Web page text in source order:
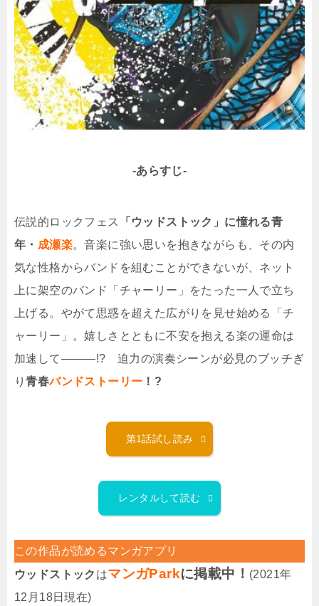
-あらすじ-
伝説的ロックフェス
「ウッドストック」に憧れる青
年・ 成瀬楽。音楽に強い思いを抱きながらも、その内
気な性格からバンドを組むことができないが、ネット
上に架空のバンド「チャーリー」をたった一人で立ち
上げる。やがて思惑を超えた広がりを見せ始める「チ
ャーリー」。嬉しさとともに不安を抱える楽の運命は
加速して―――!? 迫力の演奏シーンが必見のブッチぎ
り青春バンドストーリー ！?
第1話試し読み
レンタルして読む
この作品が読めるマンガアプリ
ウッドストック はマンガParkに掲載中！ (2021年
12月18日現在)